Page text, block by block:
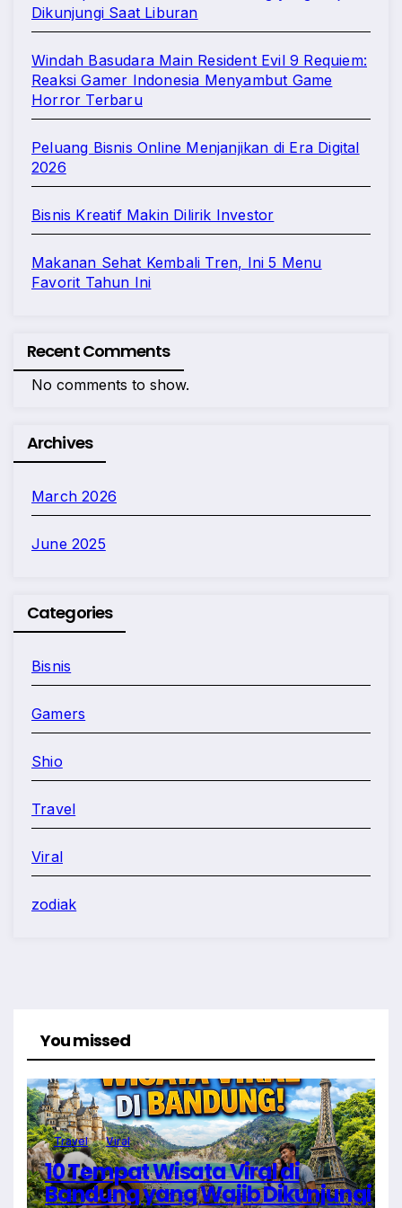
Dikunjungi Saat Liburan
Windah Basudara Main Resident Evil 9 Requiem:
Reaksi Gamer Indonesia Menyambut Game
Horror Terbaru
Peluang Bisnis Online Menjanjikan di Era Digital
2026
Bisnis Kreatif Makin Dilirik Investor
Makanan Sehat Kembali Tren, Ini 5 Menu
Favorit Tahun Ini
Recent Comments
No comments to show.
Archives
March 2026
June 2025
Categories
Bisnis
Gamers
Shio
Travel
Viral
zodiak
You missed
Travel Viral
10 Tempat Wisata Viral di
Bandung yang Wajib Dikunjungi